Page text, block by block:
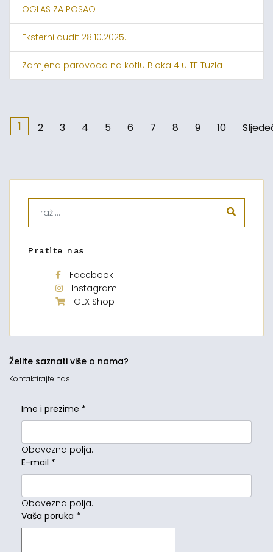
OGLAS ZA POSAO
Eksterni audit 28.10.2025.
Zamjena parovoda na kotlu Bloka 4 u TE Tuzla
1 2 3 4 5 6 7 8 9 10
Pratite nas
Facebook
Instagram
OLX Shop
Želite saznati više o nama?
Kontaktirajte nas!
Ime i prezime *
Obavezna polja.
E-mail *
Obavezna polja.
Vaša poruka *